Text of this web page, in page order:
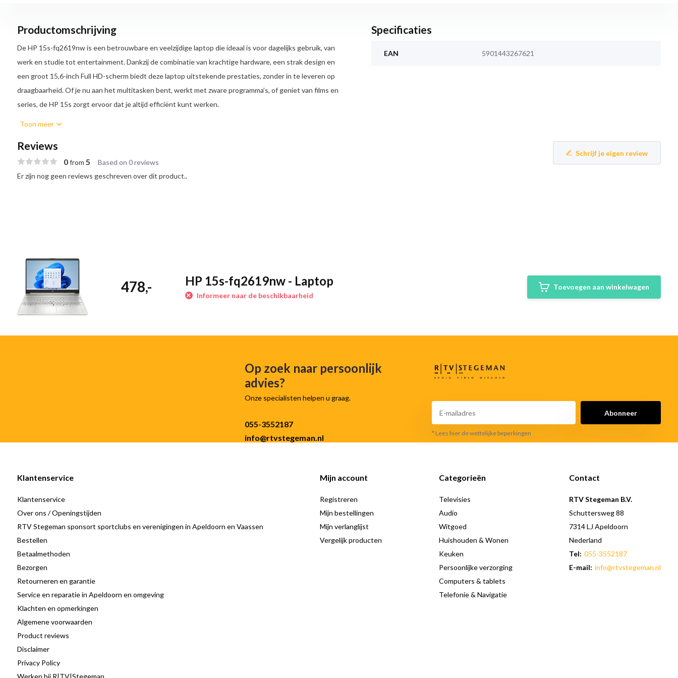
Productomschrijving
De HP 15s-fq2619nw is een betrouwbare en veelzijdige laptop die ideaal is voor dagelijks gebruik, van
werk en studie tot entertainment. Dankzij de combinatie van krachtige hardware, een strak design en
een groot 15,6-inch Full HD-scherm biedt deze laptop uitstekende prestaties, zonder in te leveren op
draagbaarheid. Of je nu aan het multitasken bent, werkt met zware programma’s, of geniet van films en
series, de HP 15s zorgt ervoor dat je altijd efficiënt kunt werken.
Krachtige Intel Core i3-processor
De HP 15s-fq2619nw is uitgerust met een Intel Core i3-processor van de 11e generatie, waardoor de
Snelle prestaties met 256 GB SSD
De 256 GB SSD-opslag zorgt voor snelle laadtijden van je bestanden en programma’s. Daarnaast start
de laptop in een paar seconden op, zodat je vrijwel direct aan de slag kunt. De SSD biedt ook
voldoende ruimte voor het opslaan van al je documenten, foto’s en andere bestanden.
schermformaat is hij compact en draagbaar, zodat je overal productief kunt zijn.
Windows 11 Home: Een moderne en gebruiksvriendelijke interface.
De HP 15s-fq2619nw biedt krachtige prestaties in een compact en lichtgewicht ontwerp, waardoor
Toon meer
Specificaties
EAN 5901443267621
Reviews
0from 5 Based on 0 reviews
Schrijf je eigen review
Er zijn nog geen reviews geschreven over dit product..
478,- HP 15s-fq2619nw - Laptop
Informeer naar de beschikbaarheid
Toevoegen aan winkelwagen
Op zoek naar persoonlijk
advies?
Onze specialisten helpen u graag.
055-3552187
info@rtvstegeman.nl
Abonneer
* Lees hier de wettelijke beperkingen
Klantenservice
Klantenservice
Over ons / Openingstijden
RTV Stegeman sponsort sportclubs en verenigingen in Apeldoorn en Vaassen
Bestellen
Betaalmethoden
Bezorgen
Retourneren en garantie
Service en reparatie in Apeldoorn en omgeving
Klachten en opmerkingen
Algemene voorwaarden
Product reviews
Disclaimer
Privacy Policy
Mijn account
Registreren
Mijn bestellingen
Mijn verlanglijst
Vergelijk producten
Categorieën
Televisies
Audio
Witgoed
Huishouden & Wonen
Keuken
Persoonlijke verzorging
Computers & tablets
Telefonie & Navigatie
Contact
RTV Stegeman B.V.
Schuttersweg 88
7314 LJ Apeldoorn
Nederland
Tel: 055-3552187
E-mail: info@rtvstegeman.nl